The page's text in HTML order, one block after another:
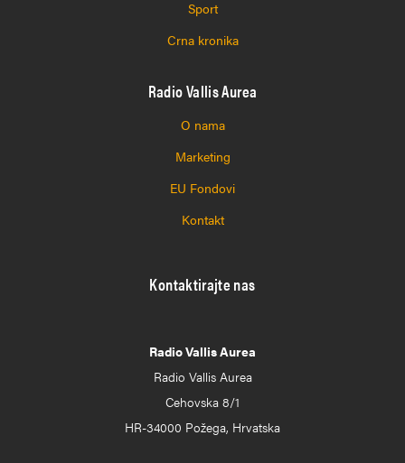
Sport
Crna kronika
Radio Vallis Aurea
O nama
Marketing
EU Fondovi
Kontakt
Kontaktirajte nas
Radio Vallis Aurea
Radio Vallis Aurea
Cehovska 8/1
HR-34000 Požega, Hrvatska